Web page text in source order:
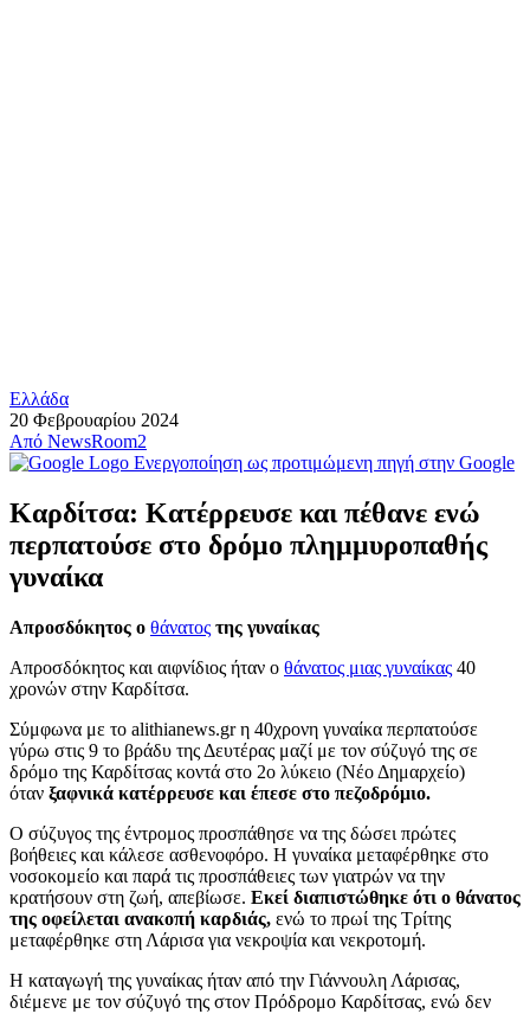
Ελλάδα
20 Φεβρουαρίου 2024
Από NewsRoom2
Ενεργοποίηση ως προτιμώμενη πηγή στην Google
Καρδίτσα: Κατέρρευσε και πέθανε ενώ
περπατούσε στο δρόμο πλημμυροπαθής
γυναίκα
Απροσδόκητος ο θάνατος της γυναίκας
Απροσδόκητος και αιφνίδιος ήταν ο θάνατος μιας γυναίκας 40
χρονών στην Καρδίτσα.
Σύμφωνα με το alithianews.gr η 40χρονη γυναίκα περπατούσε
γύρω στις 9 το βράδυ της Δευτέρας μαζί με τον σύζυγό της σε
δρόμο της Καρδίτσας κοντά στο 2ο λύκειο (Νέο Δημαρχείο)
όταν ξαφνικά κατέρρευσε και έπεσε στο πεζοδρόμιο.
Ο σύζυγος της έντρομος προσπάθησε να της δώσει πρώτες
βοήθειες και κάλεσε ασθενοφόρο. Η γυναίκα μεταφέρθηκε στο
νοσοκομείο και παρά τις προσπάθειες των γιατρών να την
κρατήσουν στη ζωή, απεβίωσε. Εκεί διαπιστώθηκε ότι ο θάνατος
της οφείλεται ανακοπή καρδιάς, ενώ το πρωί της Τρίτης
μεταφέρθηκε στη Λάρισα για νεκροψία και νεκροτομή.
Η καταγωγή της γυναίκας ήταν από την Γιάννουλη Λάρισας,
διέμενε με τον σύζυγό της στον Πρόδρομο Καρδίτσας, ενώ δεν